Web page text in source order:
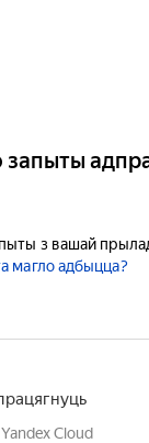
з вашай
магло адбыцца?
Cloud